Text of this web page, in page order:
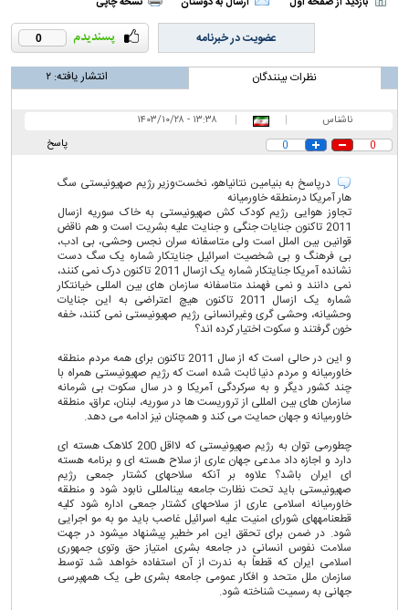
0 عضویت در خبرنامه
نظرات بینندگان انتشار یافته:۲
ناشناس |
|
۱۳:۳۸ - ۱۴۰۳/۱۰/۲۸
پاسخ
0
0
درپاسخ به بنیامین نتانیاهو، نخست‌وزیر رژیم صهیونیستی سگ
هار آمریکا درمنطقه خاورمیانه
تجاوز هوایی رژیم کودک کش صهیونیستی به خاک سوریه ازسال
2011 تاکنون جنایات جنگی و جنایت علیه بشریت است و هم ناقض
قوانین بین الملل است ولی متاسفانه سران نجس وحشی، بی ادب،
بی فرهنگ و بی شخصیت اسرائیل جنایتکار شماره یک سگ دست
نشانده آمریکا جنایتکار شماره یک ازسال 2011 تاکنون درک نمی کنند،
نمی دانند و نمی فهمند متاسفانه سازمان های بین المللی خیانتکار
شماره یک ازسال 2011 تاکنون هیچ اعتراضی به این جنایات
وحشیانه، وحشی گری وغیرانسانی رژیم صهیونیستی نمی کنند، خفه
خون گرفتند و سکوت اختیار کرده اند؟
و این در حالی است که از سال 2011 تاکنون برای همه مردم منطقه
خاورمیانه و مردم دنیا ثابت شده است که رژیم صهیونیستی همراه با
چند کشور دیگر و به سرکردگی آمریکا و در سال سکوت بی شرمانه
سازمان های بین المللی از تروریست ها در سوریه، لبنان، عراق، منطقه
خاورمیانه و جهان حمایت می کند و همچنان نیز ادامه می دهد.
چطورمی توان به رژیم صهیونیستی که لااقل 200 کلاهک هسته ای
دارد و اجازه داد مدعی جهان عاری از سلاح هسته ای و برنامه هسته
ای ایران باشد؟ علاوه بر آنکه سلاحهای کشتار جمعی رژیم
صهیونیستی باید تحت نظارت جامعه بینالمللی نابود شود و منطقه
خاورمیانه اسلامی عاری از سلاحهای کشتار جمعی اداره شود کلیه
قطعنامههای شورای امنیت علیه اسرائیل غاصب باید مو به مو اجرایی
شود. در ضمن برای تحقق این امر خطیر پیشنهاد میشود در جهت
سلامت نفوس انسانی در جامعه بشری امتیاز حق وتوی جمهوری
اسلامی ایران که قطعاً به ندرت از آن استفاده خواهد شد توسط
سازمان ملل متحد و افکار عمومی جامعه بشری طی یک همهپرسی
جهانی به رسمیت شناخته شود.